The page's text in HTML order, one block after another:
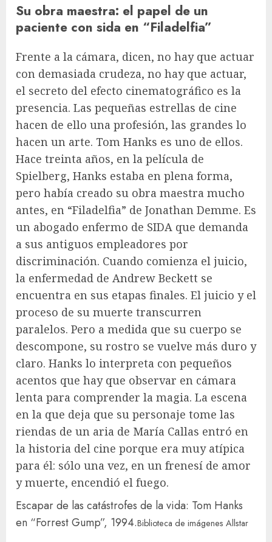
Su obra maestra: el papel de un
paciente con sida en “Filadelfia”
Frente a la cámara, dicen, no hay que actuar
con demasiada crudeza, no hay que actuar,
el secreto del efecto cinematográfico es la
presencia. Las pequeñas estrellas de cine
hacen de ello una profesión, las grandes lo
hacen un arte. Tom Hanks es uno de ellos.
Hace treinta años, en la película de
Spielberg, Hanks estaba en plena forma,
pero había creado su obra maestra mucho
antes, en “Filadelfia” de Jonathan Demme. Es
un abogado enfermo de SIDA que demanda
a sus antiguos empleadores por
discriminación. Cuando comienza el juicio,
la enfermedad de Andrew Beckett se
encuentra en sus etapas finales. El juicio y el
proceso de su muerte transcurren
paralelos. Pero a medida que su cuerpo se
descompone, su rostro se vuelve más duro y
claro. Hanks lo interpreta con pequeños
acentos que hay que observar en cámara
lenta para comprender la magia. La escena
en la que deja que su personaje tome las
riendas de un aria de María Callas entró en
la historia del cine porque era muy atípica
para él: sólo una vez, en un frenesí de amor
y muerte, encendió el fuego.
Escapar de las catástrofes de la vida: Tom Hanks
en “Forrest Gump”, 1994.Biblioteca de imágenes Allstar